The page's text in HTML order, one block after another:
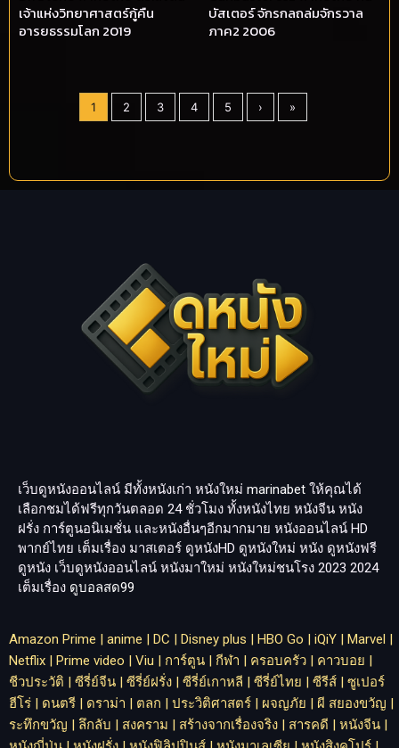
เจ้าแห่งวิทยาศาสตร์กู้คืน
อารยธรรมโลก 2019
บัสเตอร์ จักรกลถล่มจักรวาล
ภาค2 2006
1 2 3 4 5 › »
เว็บดูหนังออนไลน์ มีทั้งหนังเก่า หนังใหม่ marinabet ให้คุณได้
เลือกชมได้ฟรีทุกวันตลอด 24 ชั่วโมง ทั้งหนังไทย หนังจีน หนัง
ฝรั่ง การ์ตูนอนิเมชั่น และหนังอื่นๆอีกมากมาย หนังออนไลน์ HD
พากย์ไทย เต็มเรื่อง มาสเตอร์ ดูหนังHD ดูหนังใหม่ หนัง ดูหนังฟรี
ดูหนัง เว็บดูหนังออนไลน์ หนังมาใหม่ หนังใหม่ชนโรง 2023 2024
เต็มเรื่อง ดูบอลสด99
Amazon Prime | anime | DC | Disney plus | HBO Go | iQiY | Marvel |
Netflix | Prime video | Viu | การ์ตูน | กีฬา | ครอบครัว | คาวบอย |
ชีวประวัติ | ซีรี่ย์จีน | ซีรี่ย์ฝรั่ง | ซีรี่ย์เกาหลี | ซีรี่ย์ไทย | ซีรีส์ | ซูเปอร์
ฮีโร่ | ดนตรี | ดราม่า | ตลก | ประวิติศาสตร์ | ผจญภัย | ผี สยองขวัญ |
ระทึกขวัญ | ลึกลับ | สงคราม | สร้างจากเรื่องจริง | สารคดี | หนังจีน |